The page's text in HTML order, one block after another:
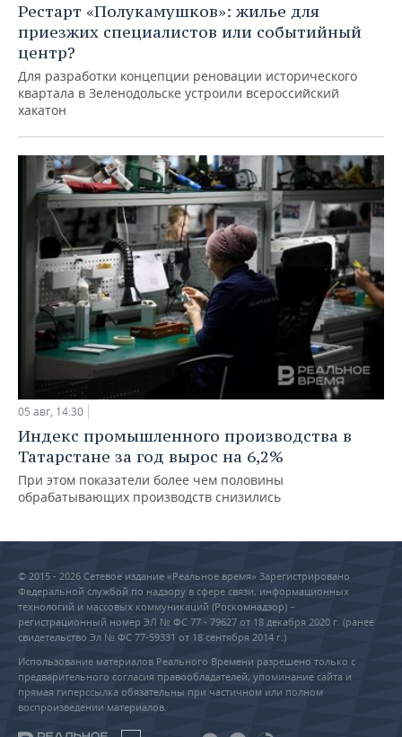
Рестарт «Полукамушков»: жилье для
приезжих специалистов или событийный
центр?
Для разработки концепции реновации исторического
квартала в Зеленодольске устроили всероссийский
хакатон
05 авг, 14:30
Индекс промышленного производства в
Татарстане за год вырос на 6,2%
При этом показатели более чем половины
обрабатывающих производств снизились
© 2015 - 2026 Сетевое издание «Реальное время» Зарегистрировано
Федеральной службой по надзору в сфере связи, информационных
технологий и массовых коммуникаций (Роскомнадзор) –
регистрационный номер ЭЛ № ФС 77 - 79627 от 18 декабря 2020 г. (ранее
свидетельство Эл № ФС 77-59331 от 18 сентября 2014 г.)
Использование материалов Реального Времени разрешено только с
предварительного согласия правообладателей, упоминание сайта и
прямая гиперссылка обязательны при частичном или полном
воспроизведении материалов.